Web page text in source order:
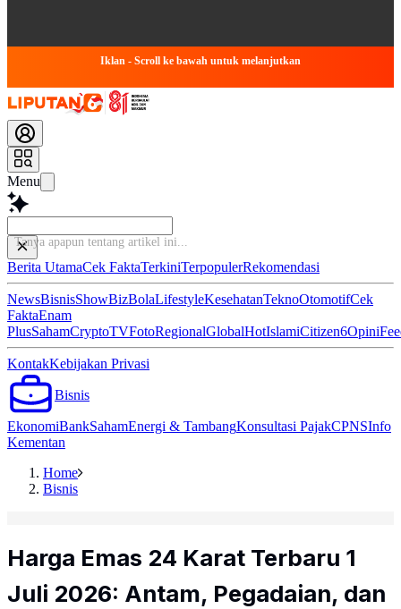
Iklan - Scroll ke bawah untuk melanjutkan
Menu
Ba
Berita UtamaCek FaktaTerkiniTerpopulerRekomendasi
NewsBisnisShowBizBolaLifestyleKesehatanTeknoOtomotifCek
FaktaEnam
PlusSahamCryptoTVFotoRegionalGlobalHotIslamiCitizen6Opini
KontakKebijakan Privasi
Bisnis
EkonomiBankSahamEnergi & TambangKonsultasi PajakCPNSInfo
Kementan
Home
Bisnis
Harga Emas 24 Karat Terbaru 1
Juli 2026: Antam, Pegadaian, dan